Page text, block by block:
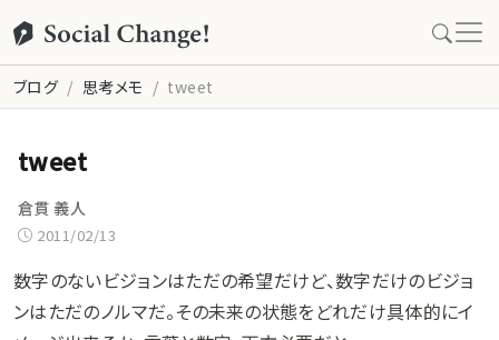
ブログ 思考メモ tweet
tweet
倉貫 義人
2011/02/13
数字のないビジョンはただの希望だけど、数字だけのビジョ
ンはただのノルマだ。その未来の状態をどれだけ具体的にイ